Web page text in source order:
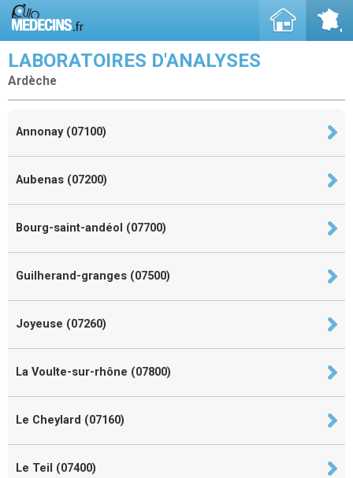
LABORATOIRES D'ANALYSES
Ardèche
Annonay (07100)
Aubenas (07200)
Bourg-saint-andéol (07700)
Guilherand-granges (07500)
Joyeuse (07260)
La Voulte-sur-rhône (07800)
Le Cheylard (07160)
Le Teil (07400)